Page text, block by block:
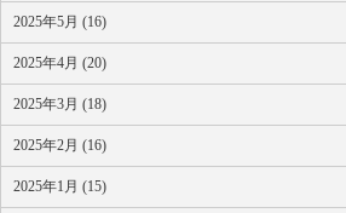
2025年5月 (16)
2025年4月 (20)
2025年3月 (18)
2025年2月 (16)
2025年1月 (15)